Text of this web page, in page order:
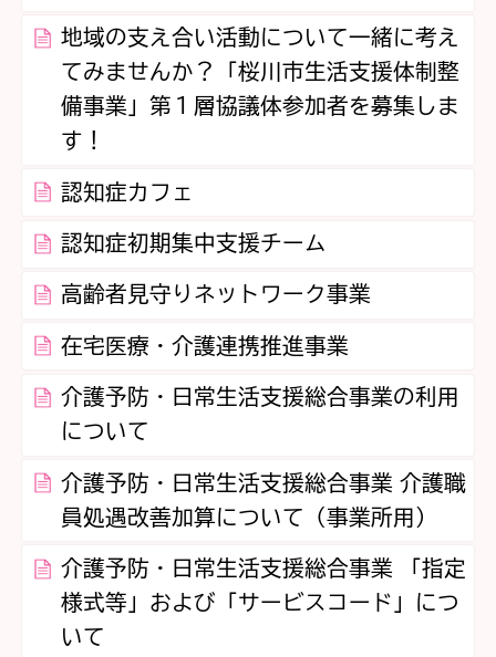
地域の支え合い活動について一緒に考え
てみませんか？「桜川市生活支援体制整
備事業」第１層協議体参加者を募集しま
す！
認知症カフェ
認知症初期集中支援チーム
高齢者見守りネットワーク事業
在宅医療・介護連携推進事業
介護予防・日常生活支援総合事業の利用
について
介護予防・日常生活支援総合事業 介護職
員処遇改善加算について（事業所用）
介護予防・日常生活支援総合事業 「指定
様式等」および「サービスコード」につ
いて